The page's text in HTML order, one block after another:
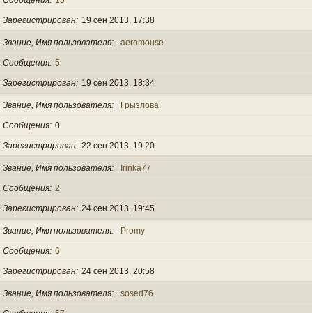
Зарегистрирован 19 сен 2013, 17:38
Звание, Имя пользователя aeromouse
Сообщения 5
Зарегистрирован 19 сен 2013, 18:34
Звание, Имя пользователя Грызлова
Сообщения 0
Зарегистрирован 22 сен 2013, 19:20
Звание, Имя пользователя Irinka77
Сообщения 2
Зарегистрирован 24 сен 2013, 19:45
Звание, Имя пользователя Promy
Сообщения 6
Зарегистрирован 24 сен 2013, 20:58
Звание, Имя пользователя sosed76